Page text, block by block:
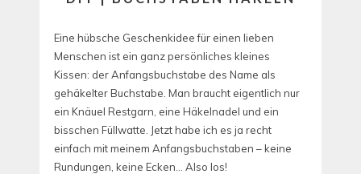
Eine hübsche Geschenkidee für einen lieben
Menschen ist ein ganz persönliches kleines
Kissen: der Anfangsbuchstabe des Name als
gehäkelter Buchstabe. Man braucht eigentlich nur
ein Knäuel Restgarn, eine Häkelnadel und ein
bisschen Füllwatte. Jetzt habe ich es ja recht
einfach mit meinem Anfangsbuchstaben – keine
Rundungen, keine Ecken… Also los!